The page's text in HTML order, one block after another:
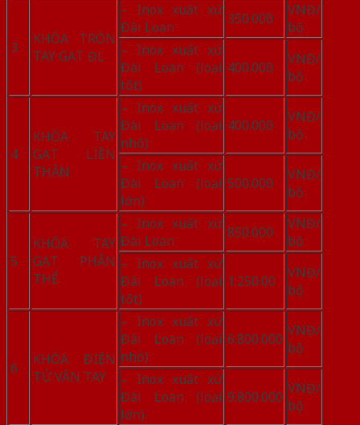
3
KHÓA TRÒN
TAY GẠT ĐL
– Inox xuất xứ
Đài Loan
350.000
VNĐ/
bộ
– Inox xuất xứ
Đài Loan (loại
tốt)
400.000
VNĐ/
bộ
4
KHÓA TAY
GẠT LIỀN
THÂN
– Inox xuất xứ
Đài Loan (loại
nhỏ)
400.000
VNĐ/
bộ
– Inox xuất xứ
Đài Loan (loại
lớn)
500.000
VNĐ/
bộ
5
KHÓA TAY
GẠT PHÂN
THỂ
– Inox xuất xứ
Đài Loan
850.000
VNĐ/
bộ
– Inox xuất xứ
Đài Loan (loại
tốt)
1.250.00
VNĐ/
bộ
6
KHÓA ĐIỆN
TỬ VÂN TAY
– Inox xuất xứ
Đài Loan (loại
nhỏ)
6.800.000 VNĐ/
bộ
– Inox xuất xứ
Đài Loan (loại
lớn)
9.800.000 VNĐ/
bộ